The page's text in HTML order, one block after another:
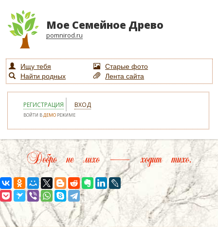
Мое Семейное Древо
pomnirod.ru
Ищу тебя
Старые фото
Найти родных
Лента сайта
РЕГИСТРАЦИЯ ВХОД
ВОЙТИ ВДЕМО РЕЖИМЕ
Добро не лихо — ходит тихо.